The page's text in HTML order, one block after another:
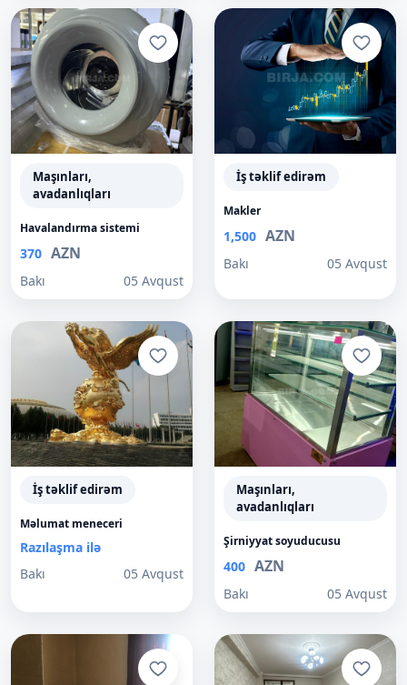
Maşınları,
avadanlıqları
Havalandırma sistemi
370 AZN
Bakı 05 Avqust
İş təklif edirəm
Makler
1,500 AZN
Bakı 05 Avqust
İş təklif edirəm
Məlumat meneceri
Razılaşma ilə
Bakı
05 Avqust
Maşınları,
avadanlıqları
Şirniyyat soyuducusu
400 AZN
Bakı 05 Avqust